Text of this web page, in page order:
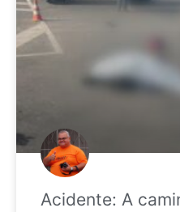
Acidente: A